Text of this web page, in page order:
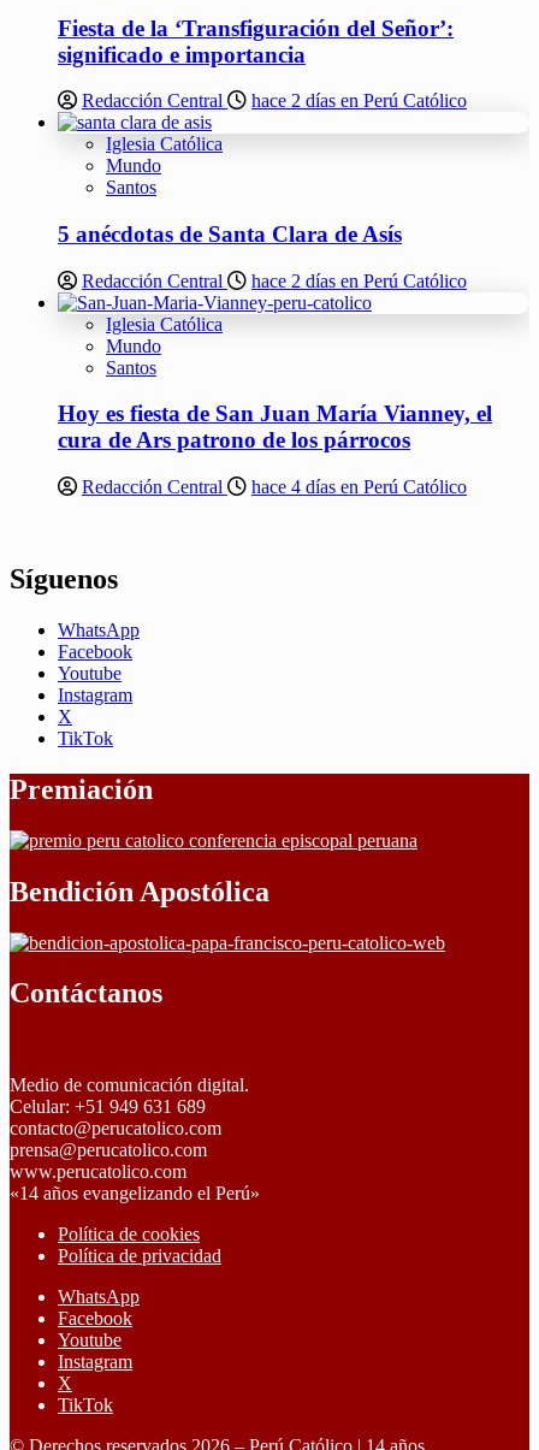
Fiesta de la ‘Transfiguración del Señor’:
significado e importancia
Redacción Central hace 2 días en Perú Católico
Iglesia Católica
Mundo
Santos
5 anécdotas de Santa Clara de Asís
Redacción Central hace 2 días en Perú Católico
Iglesia Católica
Mundo
Santos
Hoy es fiesta de San Juan María Vianney, el
cura de Ars patrono de los párrocos
Redacción Central hace 4 días en Perú Católico
Síguenos
WhatsApp
Facebook
Youtube
Instagram
X
TikTok
Premiación
Bendición Apostólica
Contáctanos
Medio de comunicación digital.
Celular: +51 949 631 689
contacto@perucatolico.com
prensa@perucatolico.com
www.perucatolico.com
«14 años evangelizando el Perú»
Política de cookies
Política de privacidad
WhatsApp
Facebook
Youtube
Instagram
X
TikTok